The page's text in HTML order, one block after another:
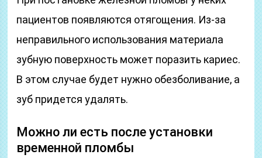
пациентов появляются отягощения. Из-за
неправильного использования материала
зубную поверхность может поразить кариес.
В этом случае будет нужно обезболивание, а
зуб придется удалять.
Можно ли есть после установки
временной пломбы